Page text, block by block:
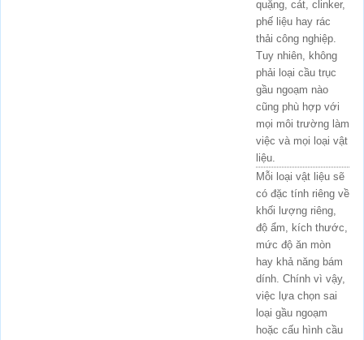
quặng, cát, clinker,
phế liệu hay rác
thải công nghiệp.
Tuy nhiên, không
phải loại cầu trục
gầu ngoạm nào
cũng phù hợp với
mọi môi trường làm
việc và mọi loại vật
liệu.
Mỗi loại vật liệu sẽ
có đặc tính riêng về
khối lượng riêng,
độ ẩm, kích thước,
mức độ ăn mòn
hay khả năng bám
dính. Chính vì vậy,
việc lựa chọn sai
loại gầu ngoạm
hoặc cấu hình cầu